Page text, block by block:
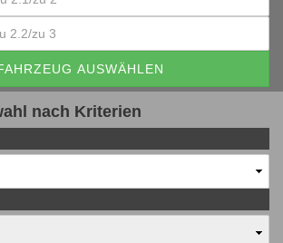
AUSWÄHLEN
nach Kriterien